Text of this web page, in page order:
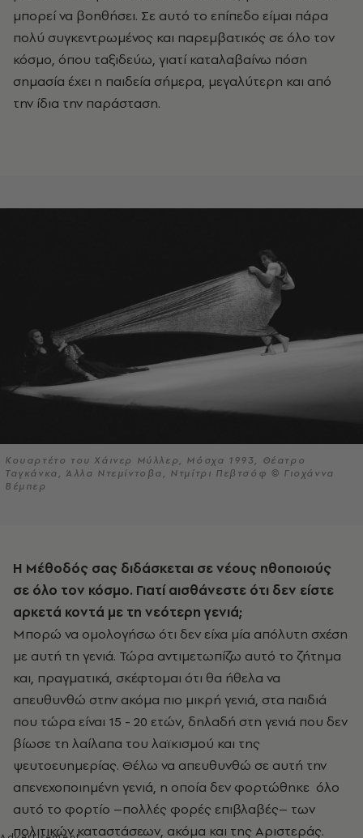
μπορεί να βοηθήσει. Σε αυτό το επίπεδο είμαι πάρα
πολύ συγκεντρωμένος και παρεμβατικός σε όλο τον
κόσμο, όπου ταξιδεύω, γιατί καταλαβαίνω πόση
σημασία έχει η παιδεία σήμερα, μεγαλύτερη και από
την ίδια την παράσταση.
Κουαρτέτο του Χάινερ Μύλλερ, Μόσχα 1993, Θέατρο
Ταγκάνκα, Άλλα Ντεμίντοβα, Ντμίτρι Πεβτσόφ © Γιοχάννα
Βέμπερ
Η Μέθοδός σας διδάσκεται σε νέους ηθοποιούς
σε όλο τον κόσμο. Γιατί αισθάνεστε ότι δεν είστε
αρκετά κοντά με τη νεότερη γενιά;
Μπορώ να ομολογήσω ότι δεν είχα μία απόλυτη σχέση
με αυτή τη γενιά. Τώρα αντιμετωπίζω αυτό το ζήτημα
και, πραγματικά, σκέφτομαι ότι θα ήθελα να
απευθυνθώ στην ακόμα πιο μικρή γενιά, στα παιδιά
που τώρα είναι 15 - 20 ετών, δηλαδή στη γενιά που δεν
βίωσε τη λαίλαπα του λαϊκισμού και της
ψευτοευημερίας. Θέλω να απευθυνθώ σε αυτή την
απενεχοποιημένη γενιά, η οποία δεν φορτώθηκε όλο
αυτό το φορτίο –πολλές φορές επιβλαβές– των
πολιτικών καταστάσεων, ακόμα και της Αριστεράς.